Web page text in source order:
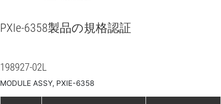
戻
PXIe-6358製品​の​規格​認証
198927-02L
MODULE ASSY, PXIE-6358